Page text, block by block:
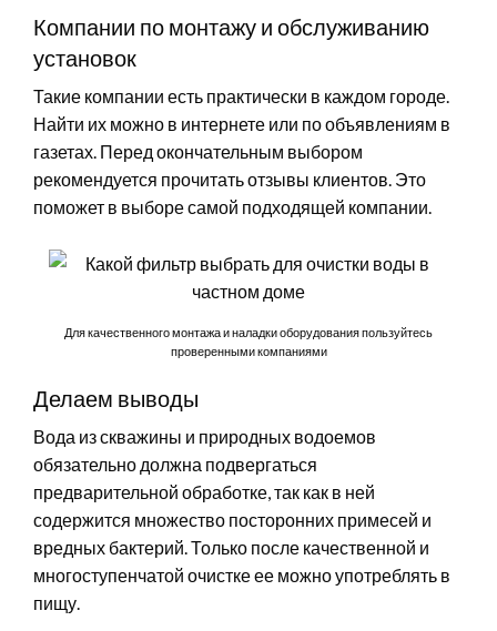
Компании по монтажу и обслуживанию
установок
Такие компании есть практически в каждом городе.
Найти их можно в интернете или по объявлениям в
газетах. Перед окончательным выбором
рекомендуется прочитать отзывы клиентов. Это
поможет в выборе самой подходящей компании.
Для качественного монтажа и наладки оборудования пользуйтесь
проверенными компаниями
Делаем выводы
Вода из скважины и природных водоемов
обязательно должна подвергаться
предварительной обработке, так как в ней
содержится множество посторонних примесей и
вредных бактерий. Только после качественной и
многоступенчатой очистке ее можно употреблять в
пищу.